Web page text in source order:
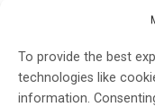
To provide the best
technologies like
information.